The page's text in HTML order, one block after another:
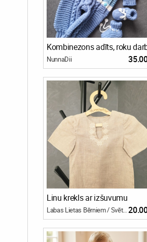
Kombinezons adīts, roku
NunnaDii
Linu krekls ar izšuvumu
Labas Lietas Bērniem / Svētku bode